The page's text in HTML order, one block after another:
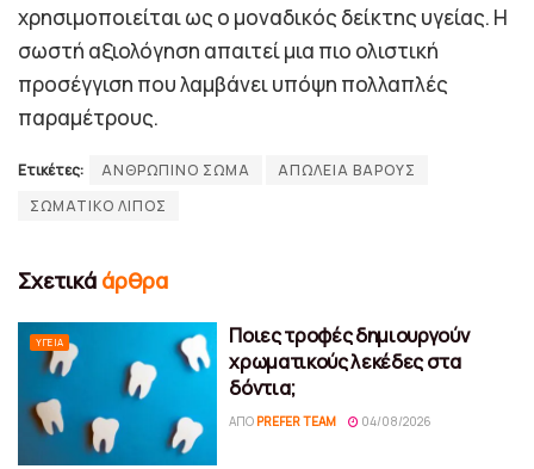
χρησιμοποιείται ως ο μοναδικός δείκτης υγείας. Η
σωστή αξιολόγηση απαιτεί μια πιο ολιστική
προσέγγιση που λαμβάνει υπόψη πολλαπλές
παραμέτρους.
Ετικέτες: ΑΝΘΡΩΠΙΝΟ ΣΩΜΑ
ΑΠΩΛΕΙΑ ΒΑΡΟΥΣ
ΣΩΜΑΤΙΚΟ ΛΙΠΟΣ
Σχετικά άρθρα
ΥΓΕΊΑ
Ποιες τροφές δημιουργούν
χρωματικούς λεκέδες στα
δόντια;
ΑΠΌ PREFER TEAM 04/08/2026